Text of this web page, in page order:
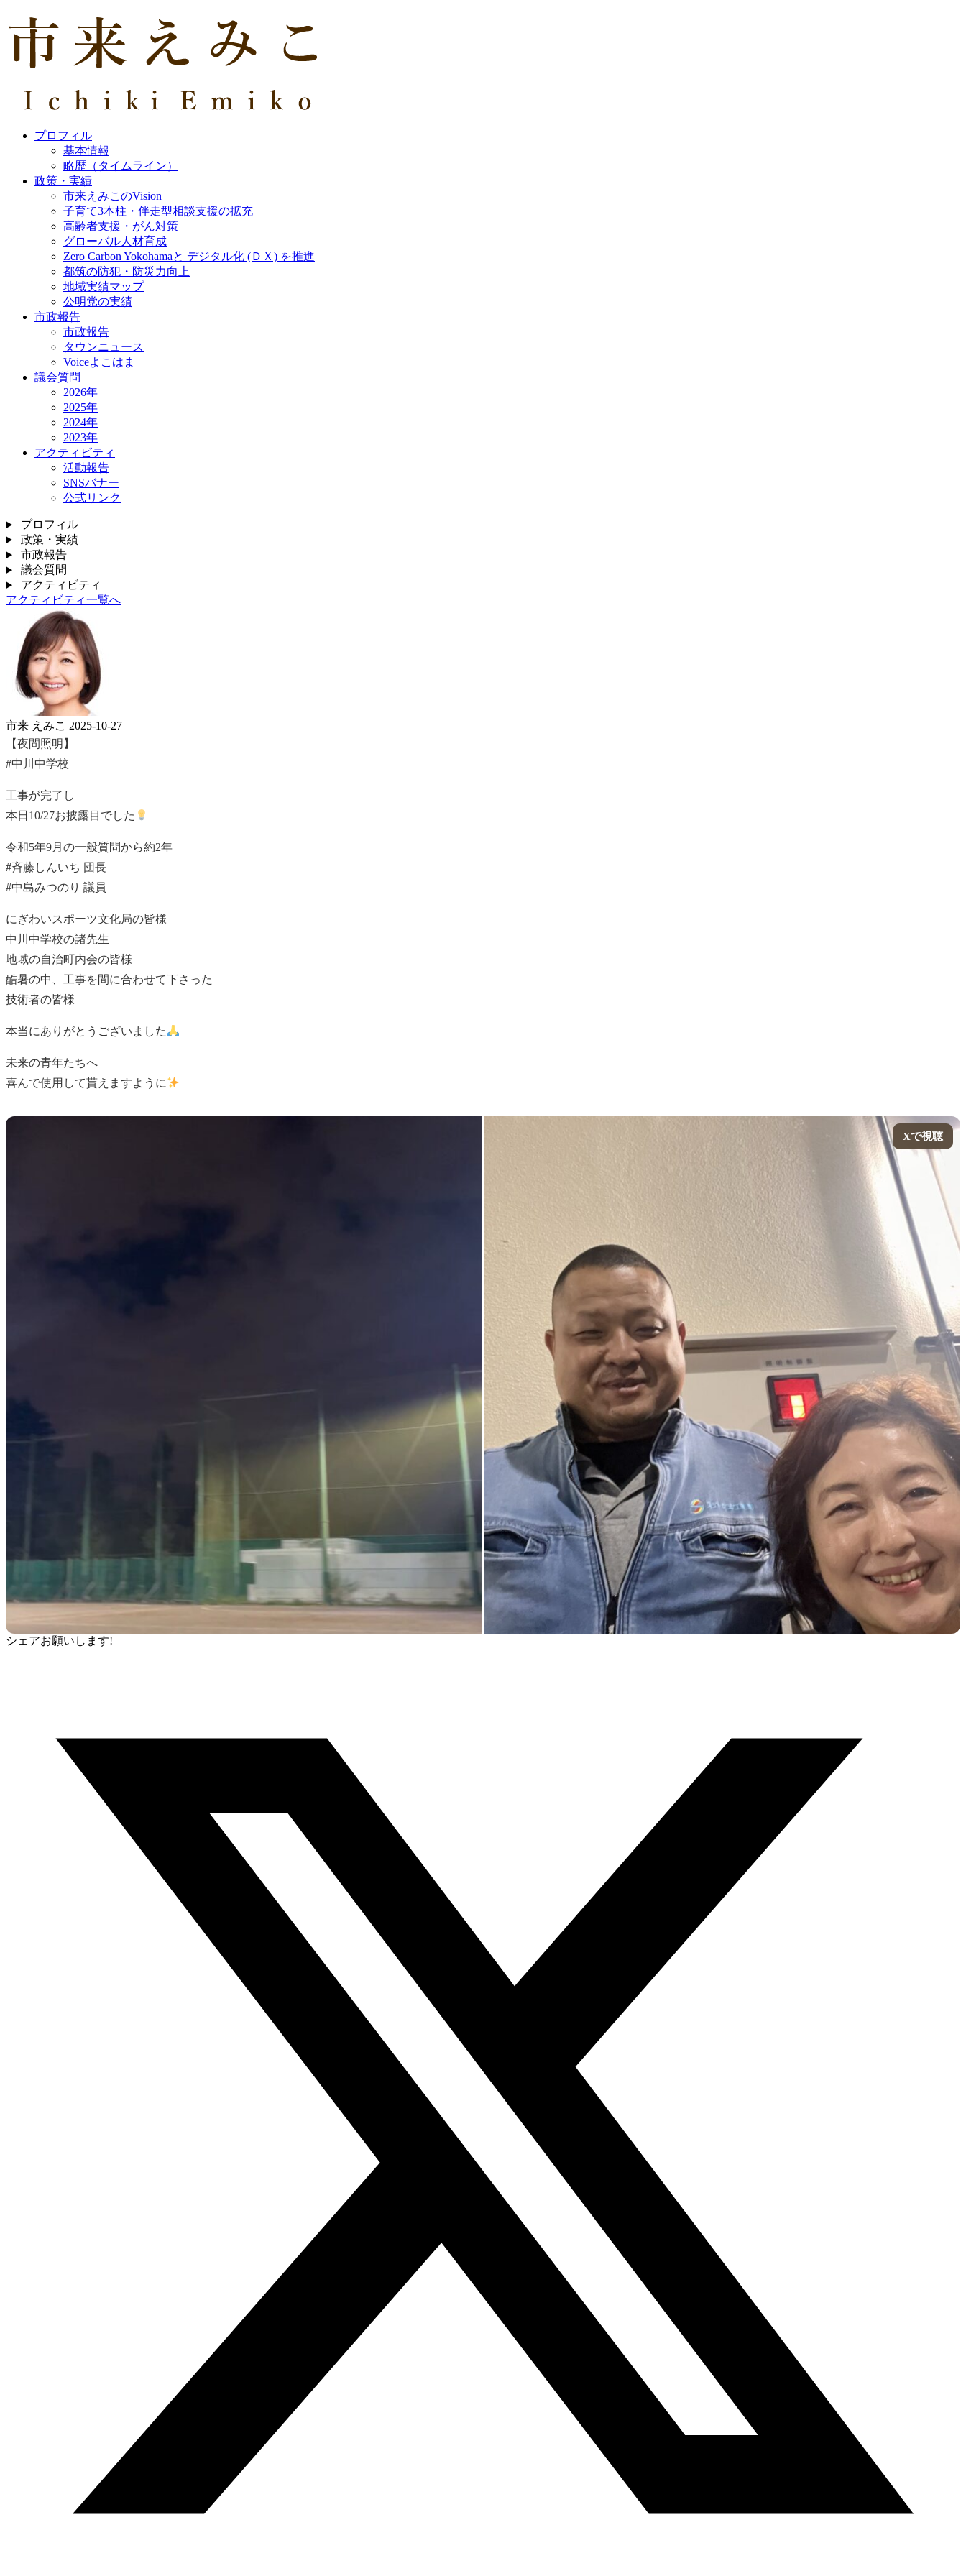
プロフィル
基本情報
略歴（タイムライン）
政策・実績
市来えみこのVision
子育て3本柱・伴走型相談支援の拡充
高齢者支援・がん対策
グローバル人材育成
Zero Carbon Yokohamaと デジタル化 (ＤＸ) を推進
都筑の防犯・防災力向上
地域実績マップ
公明党の実績
市政報告
市政報告
タウンニュース
Voiceよこはま
議会質問
2026年
2025年
2024年
2023年
アクティビティ
活動報告
SNSバナー
公式リンク
プロフィル
政策・実績
市政報告
議会質問
アクティビティ
アクティビティ一覧へ
市来 えみこ 2025-10-27
【夜間照明】
#中川中学校
工事が完了し
本日10/27お披露目でした
令和5年9月の一般質問から約2年
#斉藤しんいち 団長
#中島みつのり 議員
にぎわいスポーツ文化局の皆様
中川中学校の諸先生
地域の自治町内会の皆様
酷暑の中、工事を間に合わせて下さった
技術者の皆様
本当にありがとうございました
未来の青年たちへ
喜んで使用して貰えますように
Xで視聴
Xで視聴
シェアお願いします!